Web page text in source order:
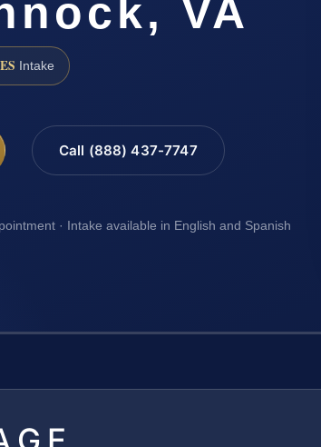
VA
Intake
Call (888) 437-7747
· Intake available in English and Spanish